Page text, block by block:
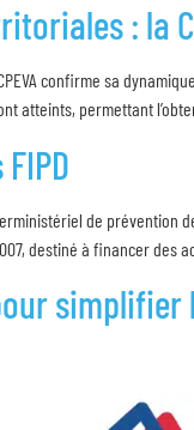
: la
confirme sa
atteints, permettant
de prévention
destiné à financer